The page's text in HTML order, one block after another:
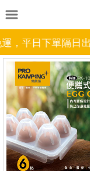
平日下單隔日出
上架時間 銷售件數
樣式尺寸篩選
全部樣式 六入
3格
2格
全部尺寸
現貨商品